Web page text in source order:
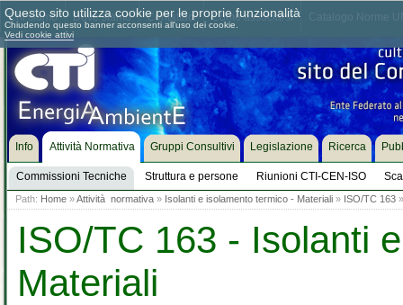
Chi siamo Dove siamo Contattaci Come associarsi
Info Attività Normativa
Commissioni Tecniche Struttura e persone Riunioni CTI-CEN-ISO
Gruppi Consultivi Legislazione Ricerca
Path: Home »Attività normativa » Isolanti e isolamento termico - Materiali » ISO/TC 163
ISO/TC 163 - Isolanti
Materiali
Questo sito utilizza cookie per le proprie funzionalità
Chiudendo questo banner acconsenti all'uso dei cookie.
Vedi cookie attivi